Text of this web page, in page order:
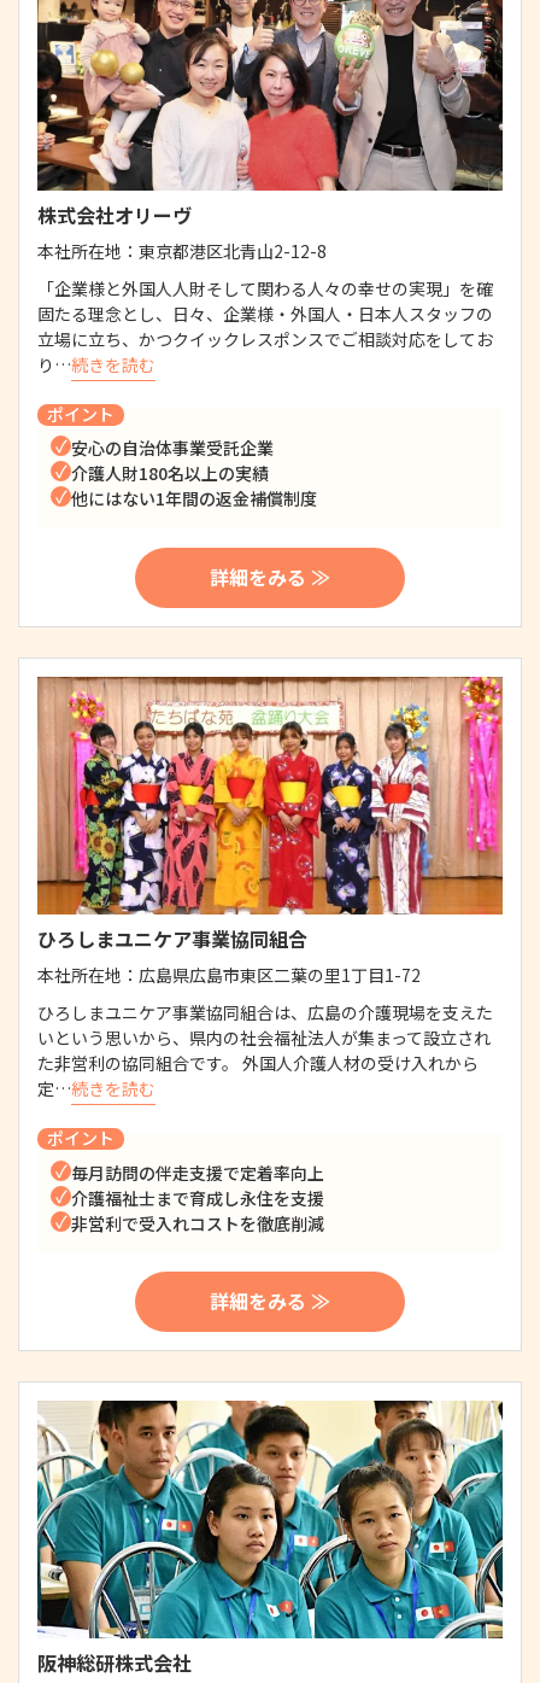
株式会社オリーヴ
本社所在地： 東京都港区北青山2-12-8
「企業様と外国人人財そして関わる人々の幸せの実現」を確
固たる理念とし、日々、企業様・外国人・日本人スタッフの
立場に立ち、かつクイックレスポンスでご相談対応をしてお
り…続きを読む
ポイント
安心の自治体事業受託企業
介護人財180名以上の実績
他にはない1年間の返金補償制度
詳細をみる ≫
ひろしまユニケア事業協同組合
本社所在地： 広島県広島市東区二葉の里1丁目1-72
ひろしまユニケア事業協同組合は、広島の介護現場を支えた
いという思いから、県内の社会福祉法人が集まって設立され
た非営利の協同組合です。 外国人介護人材の受け入れから
定…続きを読む
ポイント
毎月訪問の伴走支援で定着率向上
介護福祉士まで育成し永住を支援
非営利で受入れコストを徹底削減
詳細をみる ≫
阪神総研株式会社